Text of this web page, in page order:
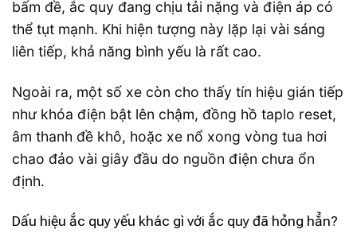
bấm đề, ắc quy đang chịu tải nặng và điện áp có
thể tụt mạnh. Khi hiện tượng này lặp lại vài sáng
liên tiếp, khả năng bình yếu là rất cao.
Ngoài ra, một số xe còn cho thấy tín hiệu gián tiếp
như khóa điện bật lên chậm, đồng hồ taplo reset,
âm thanh đề khô, hoặc xe nổ xong vòng tua hơi
chao đảo vài giây đầu do nguồn điện chưa ổn
định.
Dấu hiệu ắc quy yếu khác gì với ắc quy đã hỏng hẳn?